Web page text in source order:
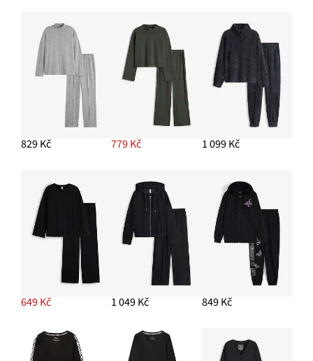
829 Kč 779 Kč 1 099 Kč
649 Kč 1 049 Kč 849 Kč